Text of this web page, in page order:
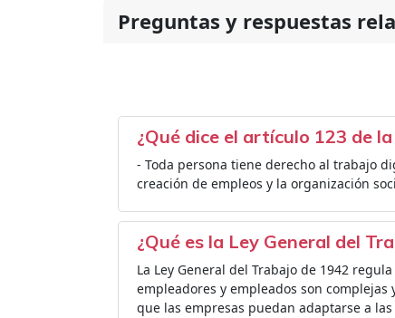
Preguntas y respuestas
¿Qué dice el artículo 123 de
- Toda persona tiene derecho al trabajo
creación de empleos y la organización
¿Qué es la Ley General del
La Ley General del Trabajo de 1942
empleadores y empleados son
que las empresas puedan adaptarse a